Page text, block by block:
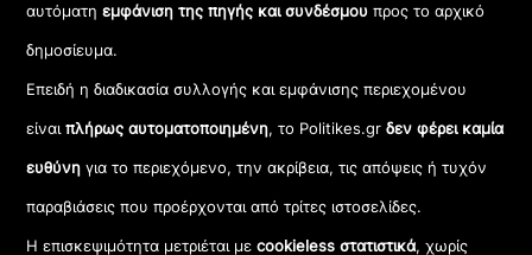
αυτόματηεμφάνιση της πηγής και συνδέσμου προς το αρχικό
δημοσίευμα.
Επειδή η διαδικασία συλλογής και εμφάνισης περιεχομένου
είναιπλήρως αυτοματοποιημένη, το Politikes.grδεν φέρει καμία
ευθύνη για το περιεχόμενο, την ακρίβεια, τις απόψεις ή τυχόν
παραβιάσεις που προέρχονται από τρίτες ιστοσελίδες.
Η επισκεψιμότητα μετριέται μεcookieless στατιστικά, χωρίς